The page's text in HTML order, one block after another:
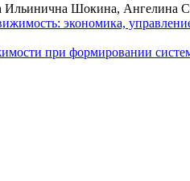
Шокина, Ангелина
экономика,
при формировании